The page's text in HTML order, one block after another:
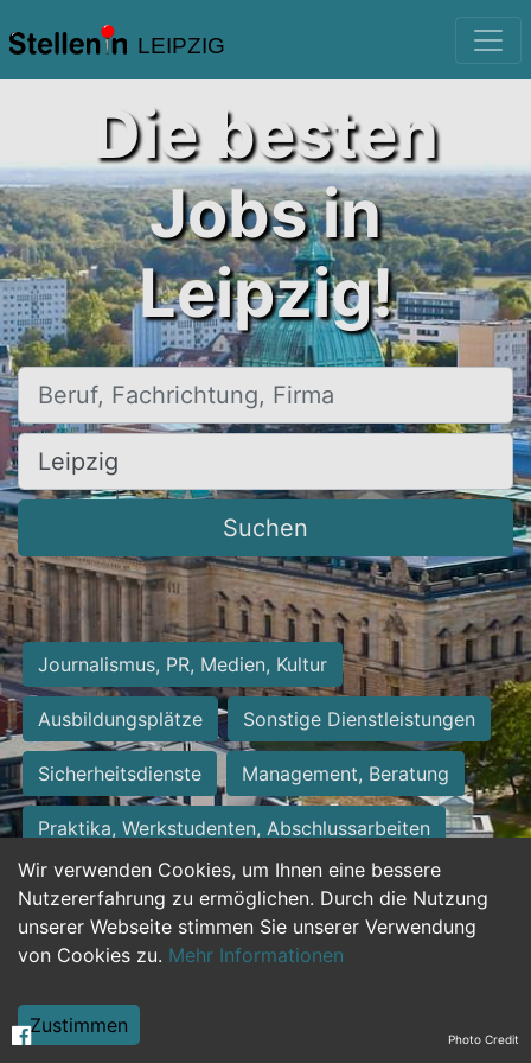
LEIPZIG
Wir verwenden Cookies, um Ihnen eine bessere
Nutzererfahrung zu ermöglichen. Durch die Nutzung
unserer Webseite stimmen Sie unserer Verwendung
von Cookies zu. Mehr Informationen
Zustimmen
Die besten
Jobs in
Leipzig!
Beruf, Fachrichtung, Firma
Ort, Stadt
Suchen
Journalismus, PR, Medien, Kultur
Ausbildungsplätze Sonstige Dienstleistungen
Sicherheitsdienste Management, Beratung
Praktika, Werkstudenten, Abschlussarbeiten
Personalwesen Assistenz, Sekretariat
Hilfskräfte, Aushilfs- und Nebenjobs
Weiterbildung, Studium, duale Ausbildung Photo Credit